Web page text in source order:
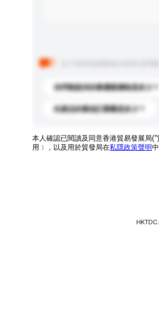
你們能提供的最優惠價格是多少？
此產品的最低訂購量是多少？
本人確認已閱讀及同意香港貿易發展局(“
用﹞，以及用於貿發局在私隱政策聲明